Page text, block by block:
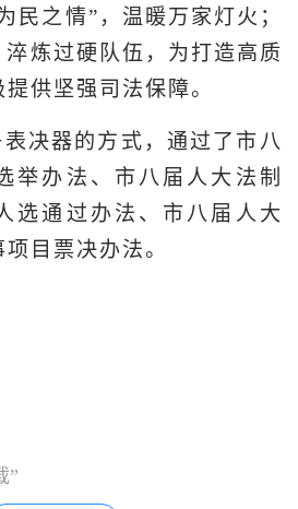
民之情”，温暖万家灯火；
淬炼过硬队伍，为打造高质
供坚强司法保障。
决器的方式，通过了市八
举办法、市八届人大法制
选通过办法、市八届人大
目票决办法。
”